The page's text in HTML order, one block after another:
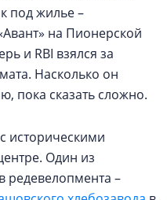
под жилье –
на Пионерской
и RBI взялся за
Насколько он
пока сказать сложно.
историческими
Один из
редевелопмента –